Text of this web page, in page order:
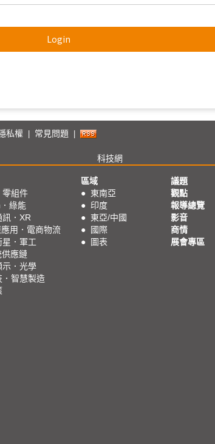
Login
私權 常見問題
科技網
零組件
綠能
．XR
用．電商物流
．軍工
應鏈
示．光學
．智慧製造
區域
● 東南亞
● 印度
● 東亞/中國
●
國際
●
圖表
議題
觀點
報導總覽
影音
商情
展會專區